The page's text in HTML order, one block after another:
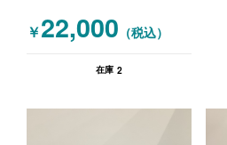
￥22,000 （税込）
在庫 2